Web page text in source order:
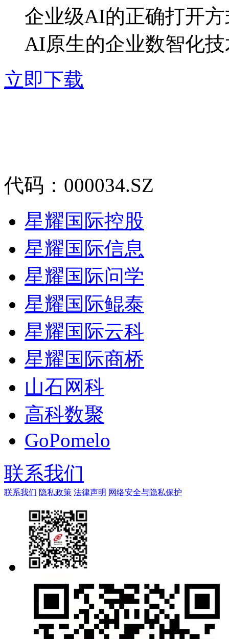
企业级AI的正确打开
AI原生的企业数智化
立即下载
代码：000034.SZ
星耀国际控股
星耀国际信息
星耀国际问学
星耀国际鲲泰
星耀国际云科
星耀国际商桥
山石网科
高科数聚
GoPomelo
联系我们
联系我们 隐私政策 法律声明 网络安全与隐私保护